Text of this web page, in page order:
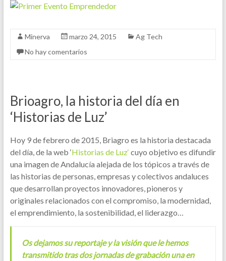
Minerva marzo 24, 2015
Ag Tech
No hay comentarios
Brioagro, la historia del día en
‘Historias de Luz’
Hoy 9 de febrero de 2015, Briagro es la historia destacada
del día, de la web ‘Historias de Luz‘ cuyo objetivo es difundir
una imagen de Andalucía alejada de los tópicos a través de
las historias de personas, empresas y colectivos andaluces
que desarrollan proyectos innovadores, pioneros y
originales relacionados con el compromiso, la modernidad,
el emprendimiento, la sostenibilidad, el liderazgo…
Os dejamos su reportaje y la visión que le hemos
transmitido tras dos jornadas de grabación una en